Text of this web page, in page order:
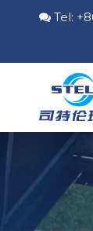
 Tel: